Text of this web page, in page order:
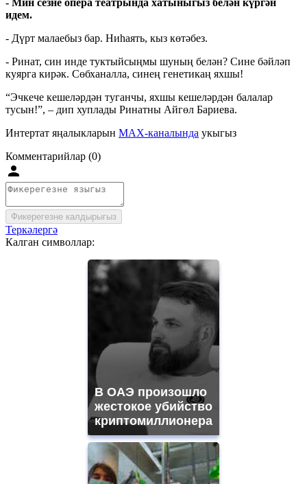
идем.
- Дүрт малаебыз бар. Ниһаять, кыз көтәбез.
- Ринат, син инде туктыйсыңмы шуның белән? Сине бәйләп
куярга кирәк. Сөбханалла, синең генетикаң яхшы!
“Эчкече кешеләрдән туганчы, яхшы кешеләрдән балалар
тусын!”, – дип хуплады Ринатны Айгөл Бариева.
Интертат яңалыкларын MAX-каналында укыгыз
Комментарийлар (0)
Фикерегезне калдырыгыз
Теркәлергә
Калган символлар:
В ОАЭ произошло
жестокое убийство
криптомиллионера